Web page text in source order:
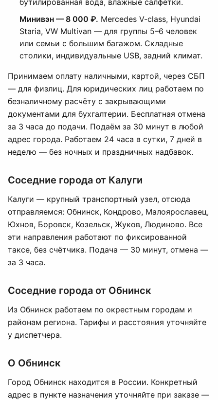
бутилированная вода, влажные салфетки.
Минивэн — 8 000 ₽. Mercedes V-class, Hyundai
Staria, VW Multivan — для группы 5–6 человек
или семьи с большим багажом. Складные
столики, индивидуальные USB, задний климат.
Принимаем оплату наличными, картой, через СБП
— для физлиц. Для юридических лиц работаем по
безналичному расчёту с закрывающими
документами для бухгалтерии. Бесплатная отмена
за 3 часа до подачи. Подаём за 30 минут в любой
адрес города. Работаем 24 часа в сутки, 7 дней в
неделю — без ночных и праздничных надбавок.
Соседние города от Калуги
Калуги — крупный транспортный узел, отсюда
отправляемся: Обнинск, Кондрово, Малоярославец,
Юхнов, Боровск, Козельск, Жуков, Людиново. Все
эти направления работают по фиксированной
таксе, без счётчика. Подача — 30 минут, отмена —
за 3 часа.
Соседние города от Обнинск
Из Обнинск работаем по окрестным городам и
районам региона. Тарифы и расстояния уточняйте
у диспетчера.
О Обнинск
Город Обнинск находится в России. Конкретный
адрес в пункте назначения уточняйте при заказе —